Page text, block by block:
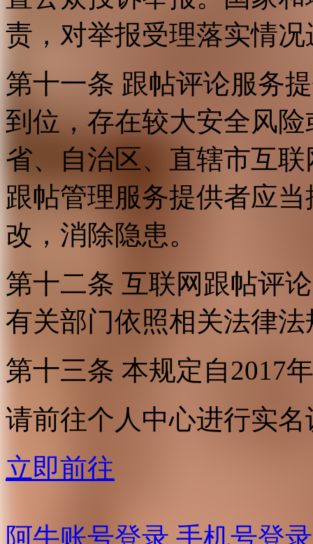
责，对举报受理落实情
第十一条 跟帖评论服务
到位，存在较大安全风
省、自治区、直辖市互
跟帖管理服务提供者应
改，消除隐患。
第十二条 互联网跟帖评
有关部门依照相关法律
第十三条 本规定自2017
请前往个人中心进行实名
立即前往
阿牛账号登录 手机号登录